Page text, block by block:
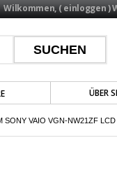
Wilkommen, (einloggen)
ÜBER
SONY VAIO VGN-NW21ZF LCD